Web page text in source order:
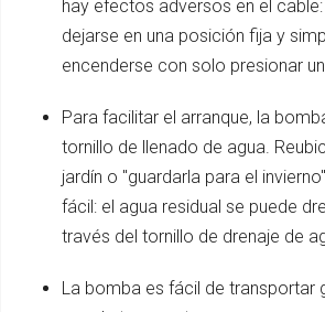
hay efectos adversos en el
dejarse en una posición fija y
encenderse con solo presionar
Para facilitar el arranque, la
tornillo de llenado de agua.
jardín o "guardarla para el
fácil: el agua residual se puede
través del tornillo de drenaje de
La bomba es fácil de transportar